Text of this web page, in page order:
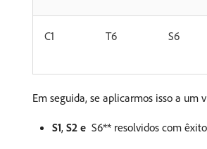
C1 T6 S6
Em seguida, se aplicarmos isso a um
S1, S2 e ​ S6** resolvidos com êxito